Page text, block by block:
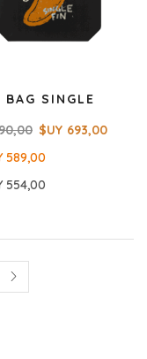
BAG SINGLE
$UY 693,00
589,00
554,00